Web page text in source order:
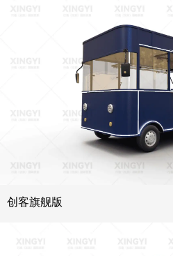
创客旗舰版